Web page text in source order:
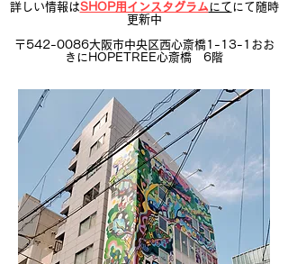
詳しい情報はSHOP用インスタグラムにてにて随時
更新中
〒542-0086大阪市中央区西心斎橋1-13-1おお
きにHOPETREE心斎橋 6階